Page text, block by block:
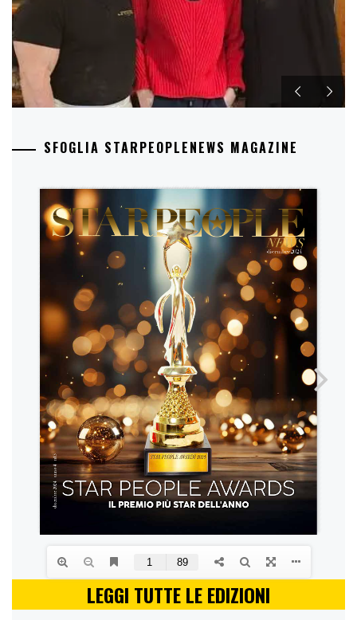
SFOGLIA STARPEOPLENEWS MAGAZINE
LEGGI TUTTE LE EDIZIONI